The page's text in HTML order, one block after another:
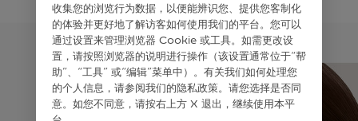
收集您的浏览⾏为数据，以便能辨识您、提供您客制化
的体验并更好地了解访客如何使⽤我们的平台。您可以
通过设置来管理浏览器 Cookie 或⼯具。如需更改设
置，请按照浏览器的说明进⾏操作（该设置通常位于“帮
助”、“⼯具” 或“编辑”菜单中）。有关我们如何处理您
的个⼈信息，请参阅我们的隐私政策。请您选择是否同
意。如您不同意，请按右上⽅ X 退出，继续使⽤本平